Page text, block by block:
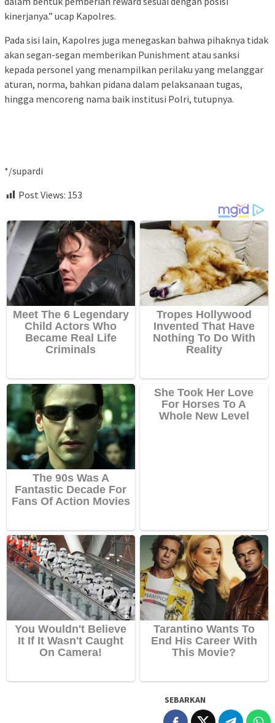
kinerjanya.” ucap Kapolres.
Pada sisi lain, Kapolres juga menegaskan bahwa pihaknya tidak
akan segan-segan memberikan Punishment atau sanksi
kepada personel yang menampilkan perilaku yang melanggar
aturan, norma, bahkan pidana dalam pelaksanaan tugas,
hingga mencoreng nama baik institusi Polri, tutupnya.
*/supardi
Post Views: 153
SEBARKAN